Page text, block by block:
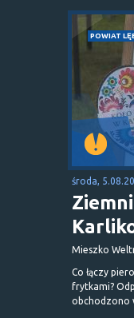
POWIAT
środa,
Mieszko
Co łączy
frytkami?
obchodzono